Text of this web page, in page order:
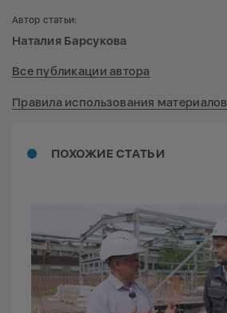
ПОХОЖИЕ СТАТЬИ
Автор статьи:
Наталия Барсукова
Все публикации автора
Правила использования материалов